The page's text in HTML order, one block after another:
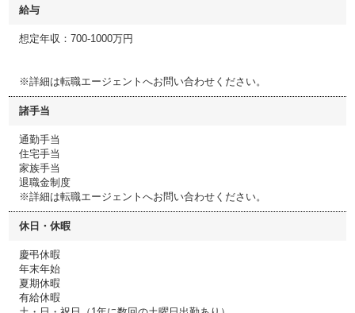
給与
想定年収：700-1000万円
※詳細は転職エージェントへお問い合わせください。
諸手当
通勤手当
住宅手当
家族手当
退職金制度
※詳細は転職エージェントへお問い合わせください。
休日・休暇
慶弔休暇
年末年始
夏期休暇
有給休暇